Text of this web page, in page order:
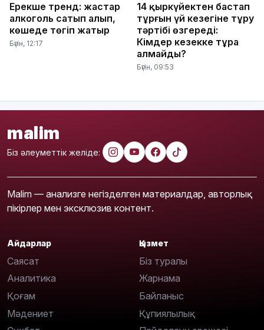
Ерекше тренд: жастар
алкоголь сатып алып,
көшеде төгіп жатыр
Бүгін, 12:17
14 қыркүйектен бастап
тұрғын үй кезегіне тұру
тәртібі өзгереді:
Кімдер кезекке тұра
алмайды?
Бүгін, 09:53
malim
Біз әлеуметтік желіде:
Malim — анализге негізделген материалдар, авторлық
пікірлер мен эксклюзив контент.
Айдарлар
Саясат
Аналитика
Қоғам
Мәдениет
Қызмет
Біз туралы
Жарнама
Байланыс
Құпиялылық